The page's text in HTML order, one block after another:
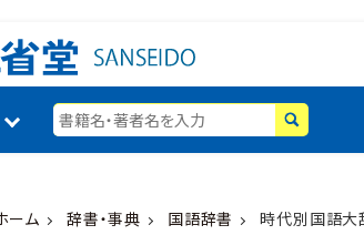
ーム 辞書・事典 国語辞書 時代別国語大